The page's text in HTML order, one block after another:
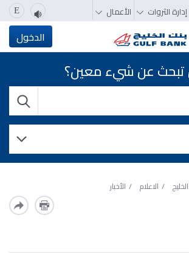
إدارة الثروات الأعمال E
الدخول
عن شيء معين؟
الاعلام الأخبار